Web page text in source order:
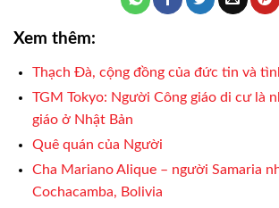
Xem thêm:
Thạch Đà, cộng đồng của đức tin và
TGM Tokyo: Người Công giáo di cư là
giáo ở Nhật Bản
Quê quán của Người
Cha Mariano Alique – người Samaria
Cochacamba, Bolivia